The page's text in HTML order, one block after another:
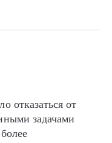
отказаться от
задачами